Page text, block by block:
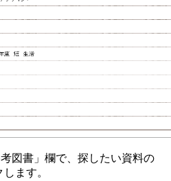
図書」欄で、探したい資料の
ます。